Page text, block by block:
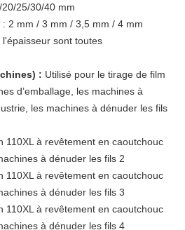
25/30/40 mm
2 mm / 3 mm / 3,5 mm / 4 mm
sont toutes
: Utilisé pour le tirage de film
d’emballage, les machines à
les machines à dénuder les fils